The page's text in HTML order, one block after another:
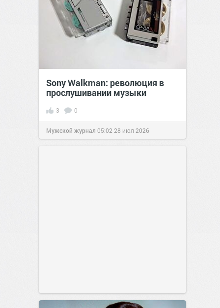
Sony Walkman: революция в
прослушивании музыки
3 0
Мужской журнал 05:02 28 июл 2026